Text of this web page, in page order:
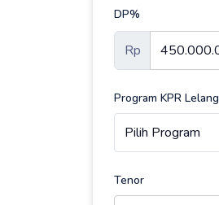
DP%
Rp
Program KPR Lelang
Tenor